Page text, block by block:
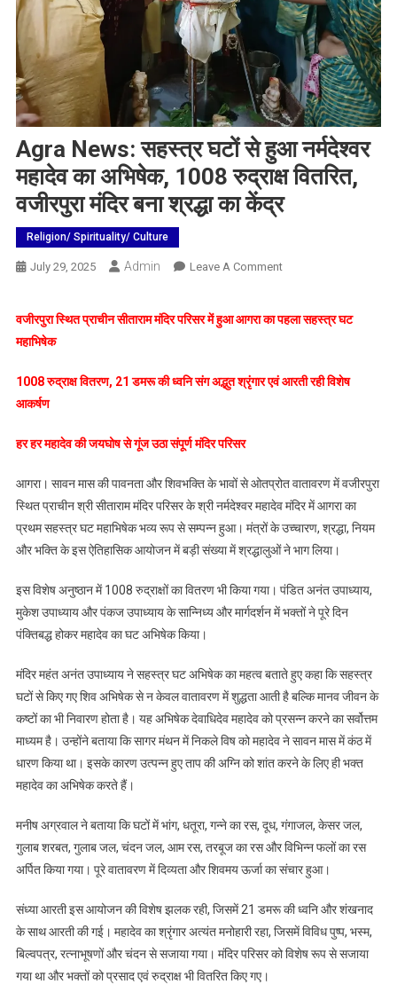
Agra News: सहस्त्र घटों से हुआ नर्मदेश्वर
महादेव का अभिषेक, 1008 रुद्राक्ष वितरित,
वजीरपुरा मंदिर बना श्रद्धा का केंद्र
Religion/ Spirituality/ Culture
July 29, 2025 Admin Leave A CommentOn
सहस्त्र
हुआ
1008
रुद्राक्ष
वितरित,
वजीरपुरा
बना
श्रद्धा
वजीरपुरा स्थित प्राचीन सीताराम मंदिर परिसर में हुआ आगरा का पहला सहस्त्र घट
महाभिषेक
1008 रुद्राक्ष वितरण, 21 डमरू की ध्वनि संग अद्भुत श्रृंगार एवं आरती रही विशेष
आकर्षण
हर हर महादेव की जयघोष से गूंज उठा संपूर्ण मंदिर परिसर
आगरा। सावन मास की पावनता और शिवभक्ति के भावों से ओतप्रोत वातावरण में वजीरपुरा
स्थित प्राचीन श्री सीताराम मंदिर परिसर के श्री नर्मदेश्वर महादेव मंदिर में आगरा का
प्रथम सहस्त्र घट महाभिषेक भव्य रूप से सम्पन्न हुआ। मंत्रों के उच्चारण, श्रद्धा, नियम
और भक्ति के इस ऐतिहासिक आयोजन में बड़ी संख्या में श्रद्धालुओं ने भाग लिया।
इस विशेष अनुष्ठान में 1008 रुद्राक्षों का वितरण भी किया गया। पंडित अनंत उपाध्याय,
मुकेश उपाध्याय और पंकज उपाध्याय के सान्निध्य और मार्गदर्शन में भक्तों ने पूरे दिन
पंक्तिबद्ध होकर महादेव का घट अभिषेक किया।
मंदिर महंत अनंत उपाध्याय ने सहस्त्र घट अभिषेक का महत्व बताते हुए कहा कि सहस्त्र
घटों से किए गए शिव अभिषेक से न केवल वातावरण में शुद्धता आती है बल्कि मानव जीवन के
कष्टों का भी निवारण होता है। यह अभिषेक देवाधिदेव महादेव को प्रसन्न करने का सर्वोत्तम
माध्यम है। उन्होंने बताया कि सागर मंथन में निकले विष को महादेव ने सावन मास में कंठ में
धारण किया था। इसके कारण उत्पन्न हुए ताप की अग्नि को शांत करने के लिए ही भक्त
महादेव का अभिषेक करते हैं।
मनीष अग्रवाल ने बताया कि घटों में भांग, धतूरा, गन्ने का रस, दूध, गंगाजल, केसर जल,
गुलाब शरबत, गुलाब जल, चंदन जल, आम रस, तरबूज का रस और विभिन्न फलों का रस
अर्पित किया गया। पूरे वातावरण में दिव्यता और शिवमय ऊर्जा का संचार हुआ।
संध्या आरती इस आयोजन की विशेष झलक रही, जिसमें 21 डमरू की ध्वनि और शंखनाद
के साथ आरती की गई। महादेव का श्रृंगार अत्यंत मनोहारी रहा, जिसमें विविध पुष्प, भस्म,
बिल्वपत्र, रत्नाभूषणों और चंदन से सजाया गया। मंदिर परिसर को विशेष रूप से सजाया
गया था और भक्तों को प्रसाद एवं रुद्राक्ष भी वितरित किए गए।